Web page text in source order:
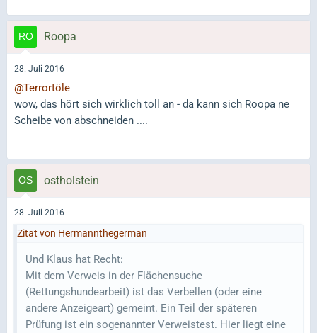
Roopa
28. Juli 2016
@Terrortöle
wow, das hört sich wirklich toll an - da kann sich Roopa ne
Scheibe von abschneiden ....
ostholstein
28. Juli 2016
Zitat von Hermannthegerman
Und Klaus hat Recht:
Mit dem Verweis in der Flächensuche
(Rettungshundearbeit) ist das Verbellen (oder eine
andere Anzeigeart) gemeint. Ein Teil der späteren
Prüfung ist ein sogenannter Verweistest. Hier liegt eine